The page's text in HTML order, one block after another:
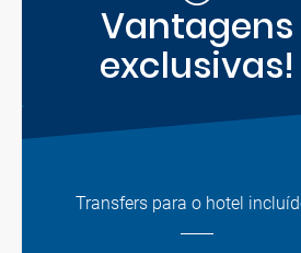
Vantagens
exclusivas!
Transfers para o hotel